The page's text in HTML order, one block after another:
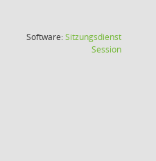
Software:Sitzungsdienst
Session(Wird in